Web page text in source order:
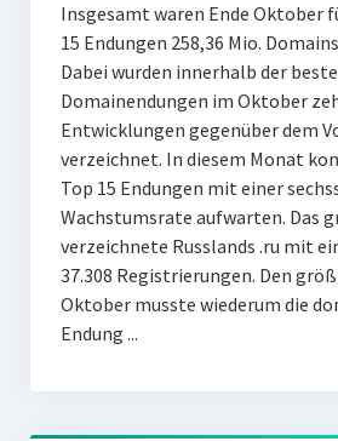
Insgesamt waren Ende Oktober
15 Endungen 258,36 Mio.
Dabei wurden innerhalb der
Domainendungen im Oktober
Entwicklungen gegenüber dem
verzeichnet. In diesem Monat
Top 15 Endungen mit einer
Wachstumsrate aufwarten. Das
verzeichnete Russlands .ru mit
37.308 Registrierungen. Den
Oktober musste wiederum die
Endung ...